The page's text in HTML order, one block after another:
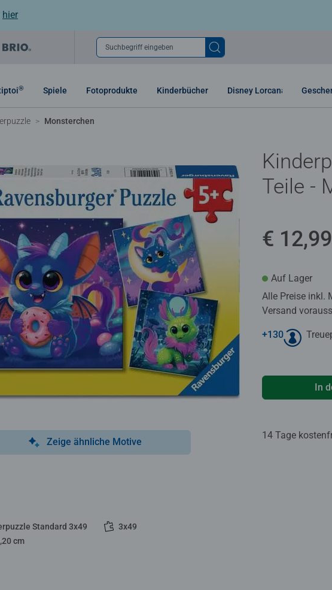
hier
Suchbegriff eingeben
® Spiele Fotoprodukte Kinderbücher Disney Lorcana
Monsterchen
Zeige ähnliche Motive
Standard 3x49
3x49
cm
Teile -
€ 12,99
Auf Lager
Alle Preise inkl.
Versand
+130
In
14 Tage